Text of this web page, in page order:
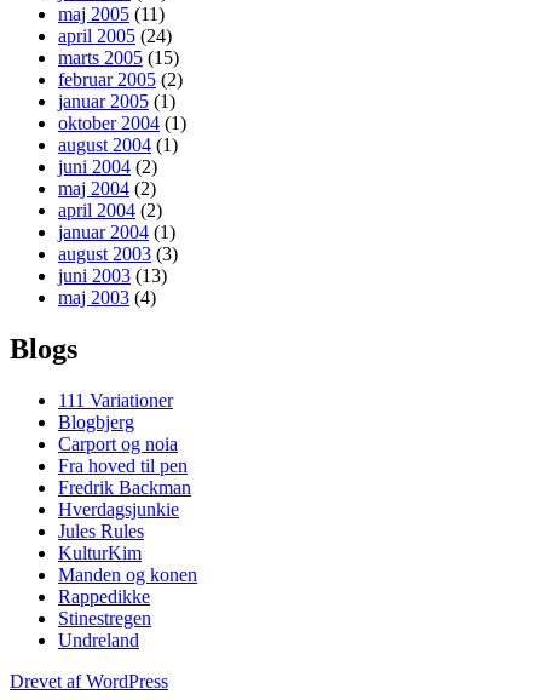
maj 2005 (11)
april 2005 (24)
marts 2005 (15)
februar 2005 (2)
januar 2005 (1)
oktober 2004 (1)
august 2004 (1)
juni 2004 (2)
maj 2004 (2)
april 2004 (2)
januar 2004 (1)
august 2003 (3)
juni 2003 (13)
maj 2003 (4)
Blogs
111 Variationer
Blogbjerg
Carport og noia
Fra hoved til pen
Fredrik Backman
Hverdagsjunkie
Jules Rules
KulturKim
Manden og konen
Rappedikke
Stinestregen
Undreland
Drevet af WordPress